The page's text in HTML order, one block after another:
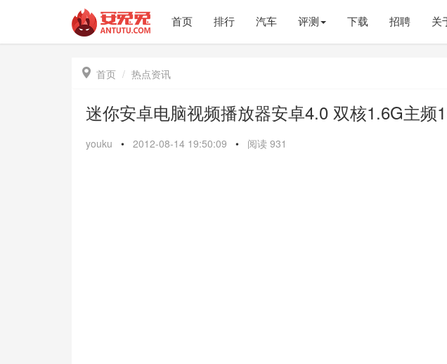
首页 排行 汽车 评测 下载 招聘 关
 首页 热点资讯
迷你安卓电脑视频播放器安卓4.0 双核1.6G主频
youku • 2012-08-14 19:50:09 • 阅读 931